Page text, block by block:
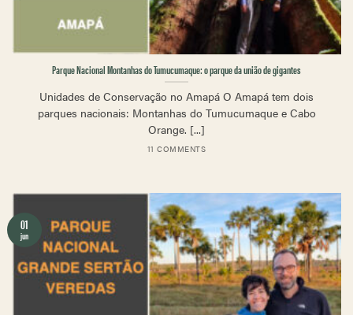
Parque Nacional Montanhas do Tumucumaque: o parque da união de gigantes
Unidades de Conservação no Amapá O Amapá tem dois
parques nacionais: Montanhas do Tumucumaque e Cabo
Orange. [...]
11 COMMENTS
01
jun